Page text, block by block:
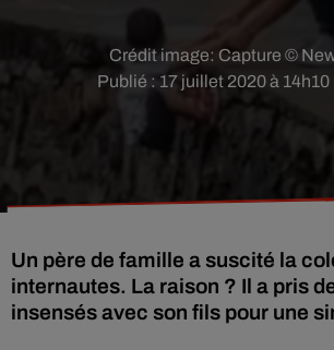
Publié : 17 juillet 2020 à 14h10
Crédit image: Capture ©
Un père de famille a suscité la
internautes. La raison ? Il a pris
insensés avec son fils pour une